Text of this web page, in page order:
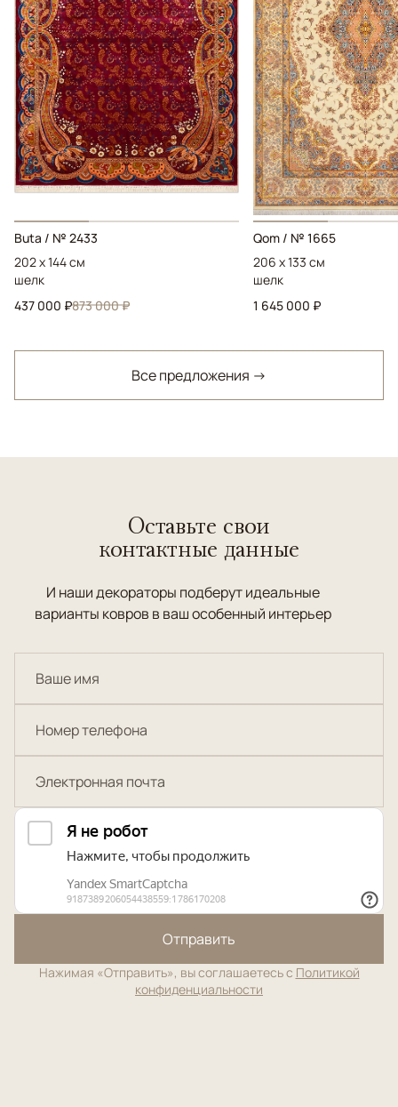
Buta / № 2433
202 x 144 см
шелк
437 000 ₽873 000 ₽
Qom / № 1665
206 x 133 см
шелк
1 645 000 ₽
Все предложения →
Оставьте свои
контактные данные
И наши декораторы подберут идеальные
варианты ковров в ваш особенный интерьер
Отправить
Нажимая «Отправить», вы соглашаетесь с Политикой
конфиденциальности